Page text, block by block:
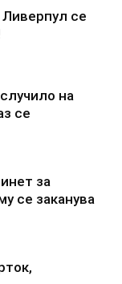
се
на
се
за
се заканува